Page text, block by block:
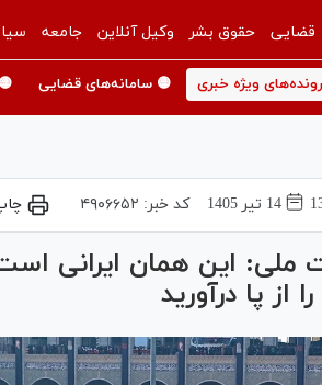
قضایی حقوق بشر وکیل آنلاین جامعه
ویژه خبری 🟡 سامانه‌های قضایی
14 تير 1405 کد خبر: ۴۹۰۶۶۵۲
ملی: این همان ایرانی
از پا درآورید